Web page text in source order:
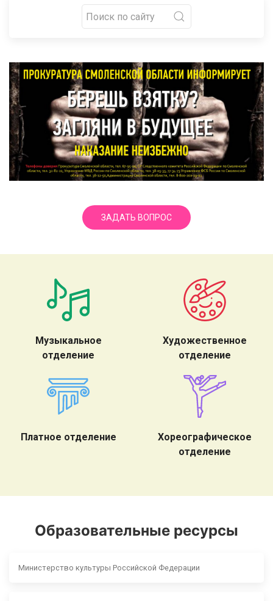
ЗАДАТЬ ВОПРОС
Музыкальное
отделение
Художественное
отделение
Платное отделение
Хореографическое
отделение
Образовательные ресурсы
Министерство культуры Российской Федерации